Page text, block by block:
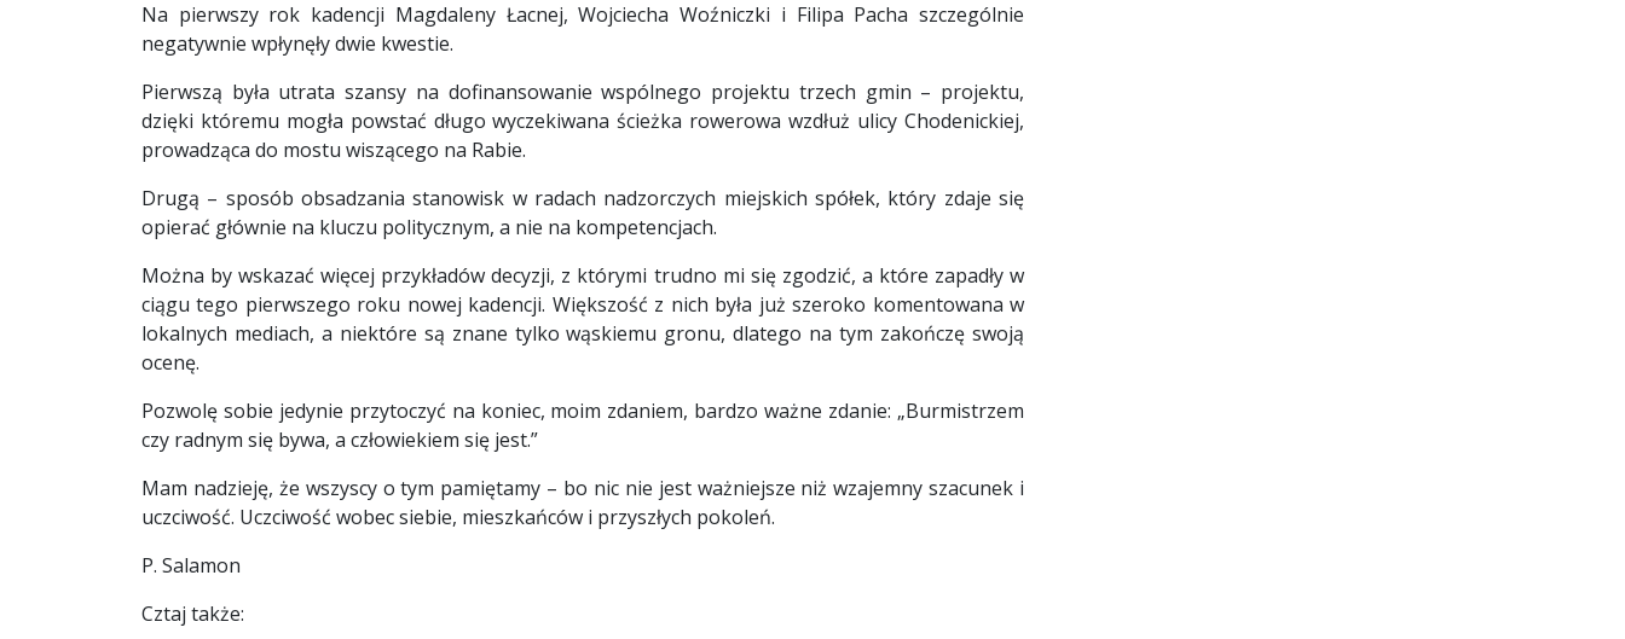
Na pierwszy rok kadencji Magdaleny Łacnej, Wojciecha Woźniczki i Filipa Pacha szczególnie
negatywnie wpłynęły dwie kwestie.
Pierwszą była utrata szansy na dofinansowanie wspólnego projektu trzech gmin – projektu,
dzięki któremu mogła powstać długo wyczekiwana ścieżka rowerowa wzdłuż ulicy Chodenickiej,
prowadząca do mostu wiszącego na Rabie.
Drugą – sposób obsadzania stanowisk w radach nadzorczych miejskich spółek, który zdaje się
opierać głównie na kluczu politycznym, a nie na kompetencjach.
Można by wskazać więcej przykładów decyzji, z którymi trudno mi się zgodzić, a które zapadły w
ciągu tego pierwszego roku nowej kadencji. Większość z nich była już szeroko komentowana w
lokalnych mediach, a niektóre są znane tylko wąskiemu gronu, dlatego na tym zakończę swoją
ocenę.
Pozwolę sobie jedynie przytoczyć na koniec, moim zdaniem, bardzo ważne zdanie: „Burmistrzem
czy radnym się bywa, a człowiekiem się jest.”
Mam nadzieję, że wszyscy o tym pamiętamy – bo nic nie jest ważniejsze niż wzajemny szacunek i
uczciwość. Uczciwość wobec siebie, mieszkańców i przyszłych pokoleń.
P. Salamon
Cztaj także: